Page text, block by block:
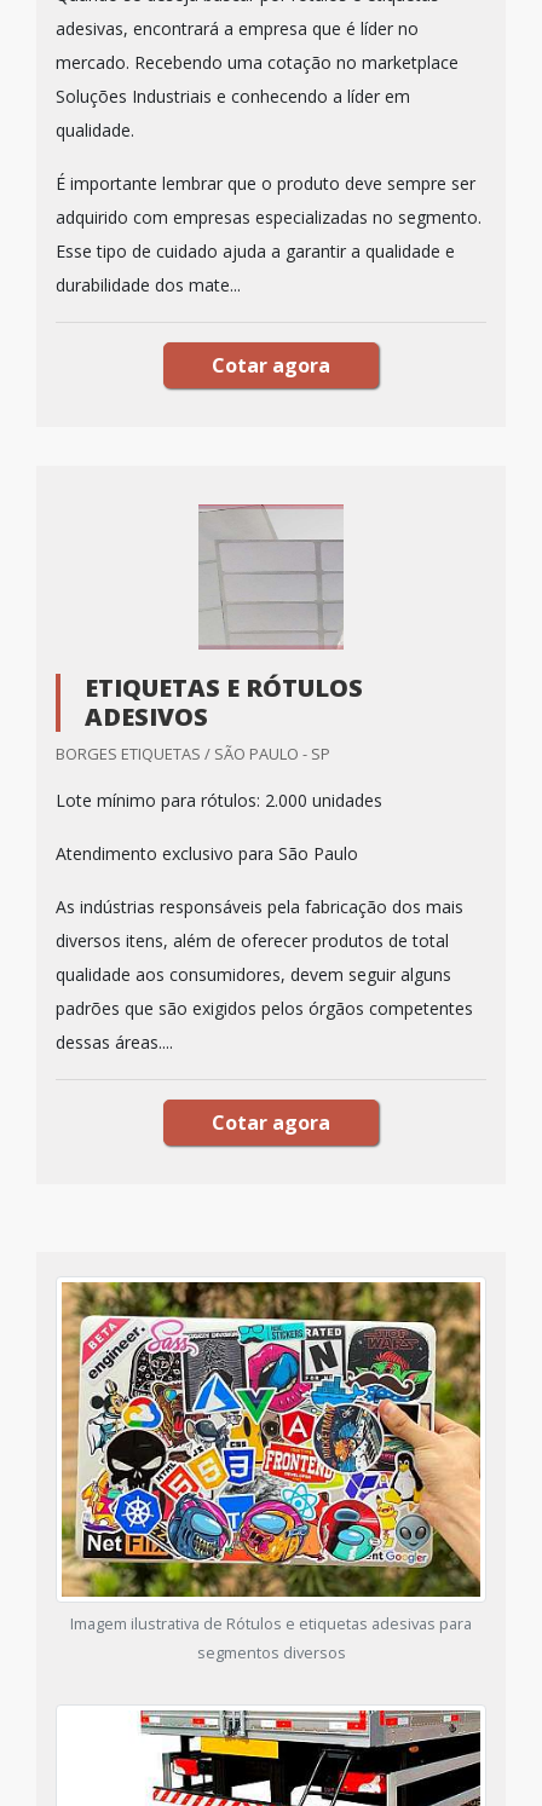
adesivas, encontrará a empresa que é líder no
mercado. Recebendo uma cotação no marketplace
Soluções Industriais e conhecendo a líder em
qualidade.
É importante lembrar que o produto deve sempre ser
adquirido com empresas especializadas no segmento.
Esse tipo de cuidado ajuda a garantir a qualidade e
durabilidade dos mate...
Cotar agora
ETIQUETAS E RÓTULOS
ADESIVOS
BORGES ETIQUETAS / SÃO PAULO - SP
Lote mínimo para rótulos: 2.000 unidades
Atendimento exclusivo para São Paulo
As indústrias responsáveis pela fabricação dos mais
diversos itens, além de oferecer produtos de total
qualidade aos consumidores, devem seguir alguns
padrões que são exigidos pelos órgãos competentes
dessas áreas....
Cotar agora
Imagem ilustrativa de Rótulos e etiquetas adesivas para
segmentos diversos